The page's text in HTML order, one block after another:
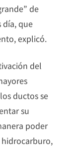
de
día, que
explicó.
del
ductos se
su
poder